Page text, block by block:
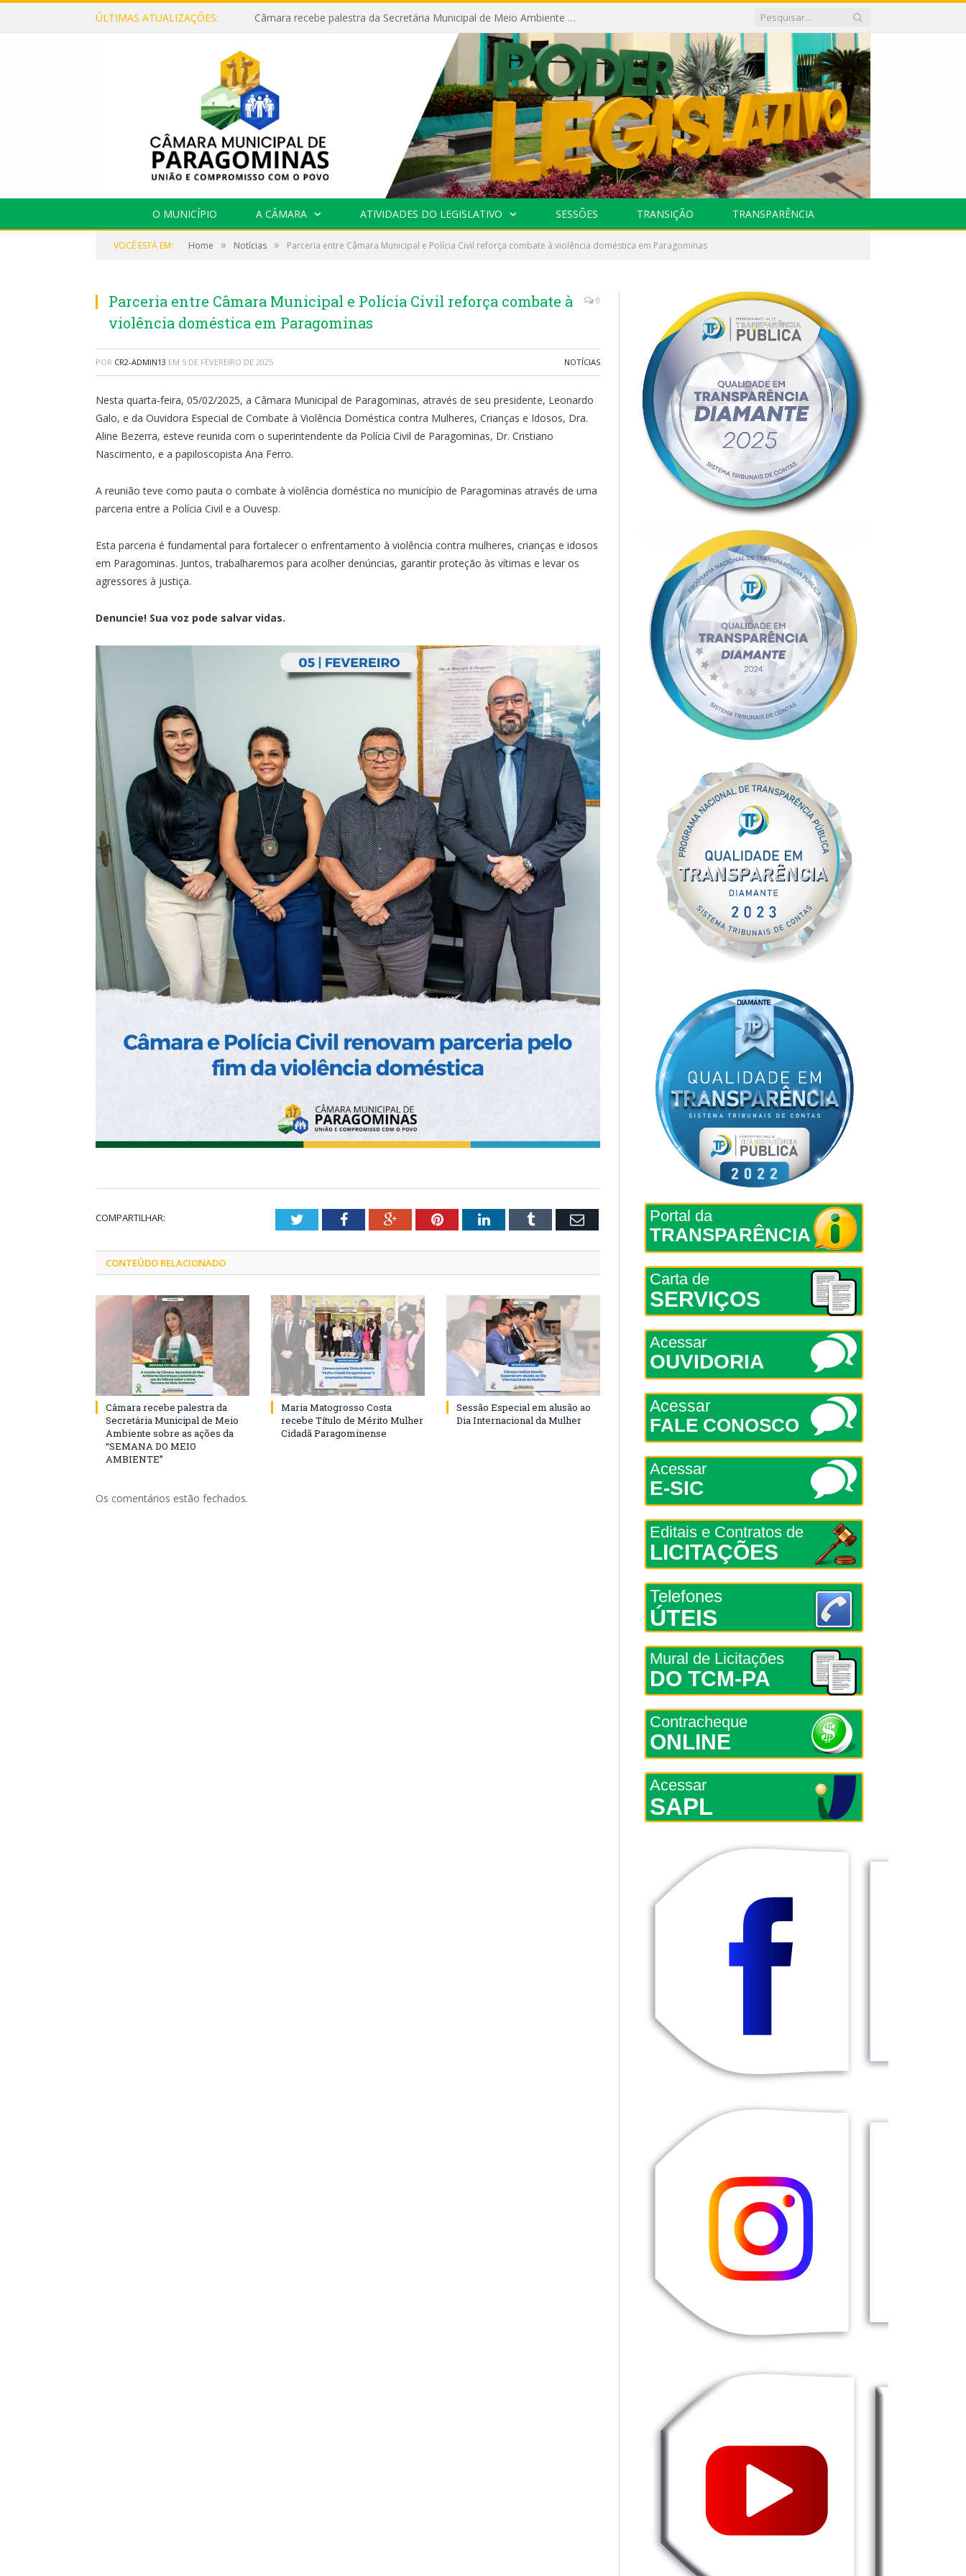
ÚLTIMAS ATUALIZAÇÕES: Câmara recebe palestra da Secretária Municipal de Meio Ambiente sobre as ações da “SEMANA DO MEIO AMBIENTE”
O MUNICÍPIO A CÂMARA ATIVIDADES DO LEGISLATIVO SESSÕES TRANSIÇÃO TRANSPARÊNCIA
VOCÊ ESTÁ EM: Home » Notícias » Parceria entre Câmara Municipal e Polícia Civil reforça combate à violência doméstica em Paragominas
Parceria entre Câmara Municipal e Polícia Civil reforça combate à
violência doméstica em Paragominas
0
POR CR2-ADMIN13 EM 5 DE FEVEREIRO DE 2025 NOTÍCIAS
Nesta quarta-feira, 05/02/2025, a Câmara Municipal de Paragominas, através de seu presidente, Leonardo
Galo, e da Ouvidora Especial de Combate à Violência Doméstica contra Mulheres, Crianças e Idosos, Dra.
Aline Bezerra, esteve reunida com o superintendente da Polícia Civil de Paragominas, Dr. Cristiano
Nascimento, e a papiloscopista Ana Ferro.
A reunião teve como pauta o combate à violência doméstica no município de Paragominas através de uma
parceria entre a Polícia Civil e a Ouvesp.
Esta parceria é fundamental para fortalecer o enfrentamento à violência contra mulheres, crianças e idosos
em Paragominas. Juntos, trabalharemos para acolher denúncias, garantir proteção às vítimas e levar os
agressores à justiça.
Denuncie! Sua voz pode salvar vidas.
COMPARTILHAR: TwitterFacebookGoogle+PinterestLinkedInTumblr Email
CONTEÚDO RELACIONADO
Câmara recebe palestra da
Secretária Municipal de Meio
Ambiente sobre as ações da
“SEMANA DO MEIO
AMBIENTE”
Maria Matogrosso Costa
recebe Título de Mérito Mulher
Cidadã Paragominense
Sessão Especial em alusão ao
Dia Internacional da Mulher
Os comentários estão fechados.
Portal da
TRANSPARÊNCIA
Carta de
SERVIÇOS
Acessar
OUVIDORIA
Acessar
FALE CONOSCO
Acessar
E-SIC
Editais e Contratos de
LICITAÇÕES
Telefones
ÚTEIS
Mural de Licitações
DO TCM-PA
Contracheque
ONLINE
Acessar
SAPL